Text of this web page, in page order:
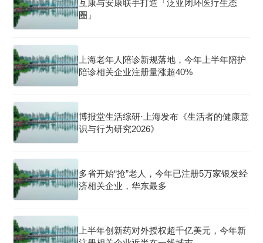
互康与安康联手打造「泛亚闭环医疗生态
圈」
上海老年人陪诊新规落地，今年上半年陪护
陪诊相关企业注册量涨超40%
博报堂生活综研·上海发布《生活者的健康意
识与行为研究2026》
多省开始“抢”老人，今年已注册5万家银发经
济相关企业，华东最多
上半年创新药对外授权超千亿美元，今年新